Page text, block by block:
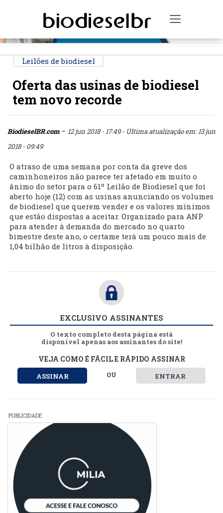
Toggle
Leilões de biodiesel
Oferta das usinas de biodiesel
tem novo recorde
BiodieselBR.com- 12 jun 2018 - 17:49- Última atualização em: 13 jun
2018 - 09:49
O atraso de uma semana por conta da greve dos
caminhoneiros não parece ter afetado em muito o
ânimo do setor para o 61º Leilão de Biodiesel que foi
aberto hoje (12) com as usinas anunciando os volumes
de biodiesel que querem vender e os valores mínimos
que estão dispostas a aceitar. Organizado para ANP
para atender à demanda do mercado no quarto
bimestre deste ano, o certame terá um pouco mais de
1,04 bilhão de litros à disposição.
EXCLUSIVO ASSINANTES
O texto completo desta página está
disponível apenas aos assinantes do site!
VEJA COMO É FÁCIL E RÁPIDO ASSINAR
ASSINAR OU ENTRAR
PUBLICIDADE